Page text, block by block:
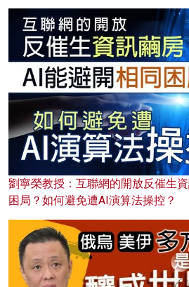
劉寧榮教授：互聯網的開放反催生
困局？如何避免遭AI演算法操控？